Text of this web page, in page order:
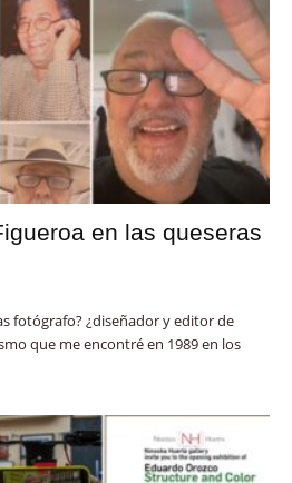
en las queseras
fotógrafo? ¿diseñador y editor de
que me encontré en 1989 en los